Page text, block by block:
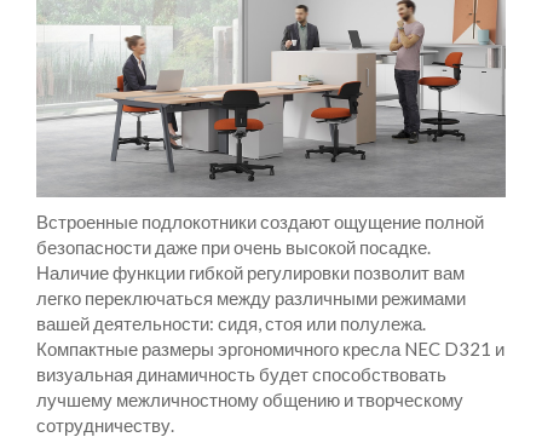
Встроенные подлокотники создают ощущение полной
безопасности даже при очень высокой посадке.
Наличие функции гибкой регулировки позволит вам
легко переключаться между различными режимами
вашей деятельности: сидя, стоя или полулежа.
Компактные размеры эргономичного кресла NEC D321 и
визуальная динамичность будет способствовать
лучшему межличностному общению и творческому
сотрудничеству.